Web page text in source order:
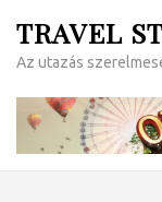
content
Enter)
TRAVEL
Az utazás